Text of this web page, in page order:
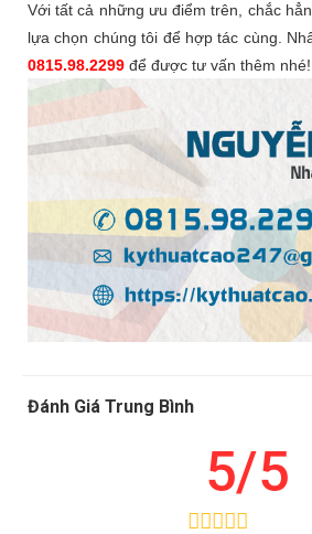
Với tất cả những ưu điểm trên, chắc
lựa chọn chúng tôi để hợp tác cùng.
0815.98.2299 để được tư vấn thêm nhé!
Đánh Giá Trung Bình
5/5